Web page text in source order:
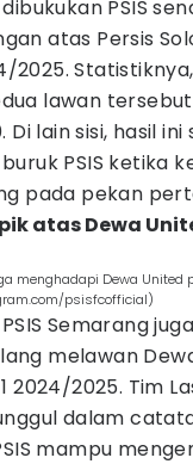
PSIS
atas Persis
2025.
lawan
Di lain sisi, hasil ini
PSIS ketika
pada pekan
atas Dewa
menghadapi Dewa United
psisfcofficial)
Semarang
melawan
2024/2025. Tim
dalam
mampu